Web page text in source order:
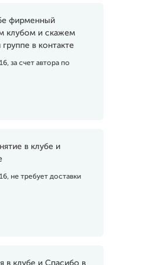
фирменный
клубом и скажем
в контакте
за счет автора по
в клубе и
не требует доставки
в клубе и Спасибо в